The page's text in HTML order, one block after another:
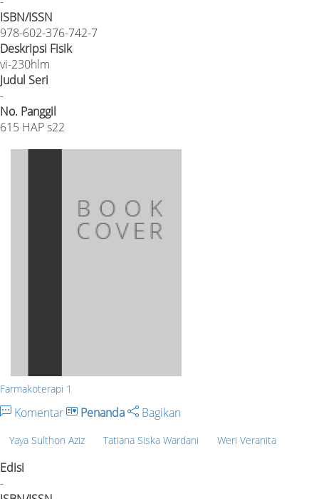
ISBN/ISSN
978-602-376-742-7
Deskripsi Fisik
vi-230hlm
Judul Seri
-
No. Panggil
615 HAP s22
Farmakoterapi 1
Komentar Penanda Bagikan
Yaya Sulthon Aziz Tatiana Siska Wardani Weri Veranita
Edisi
-